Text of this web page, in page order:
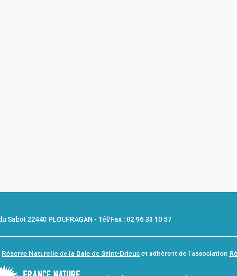
Sabot 22440 PLOUFRAGAN -Tél/Fax : 02 96 33 10 57
Réserve Naturelle de la Baie de Saint-Brieucet adhérent de l’association